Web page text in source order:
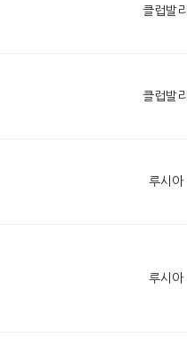
클럽발리
클럽발리
루시아
루시아